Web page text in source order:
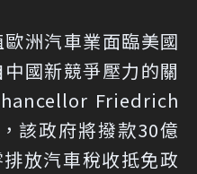
洲汽車業面臨美國
國新競爭壓力的關
Friedrich
該政府將撥款30億
放汽車稅收抵免政